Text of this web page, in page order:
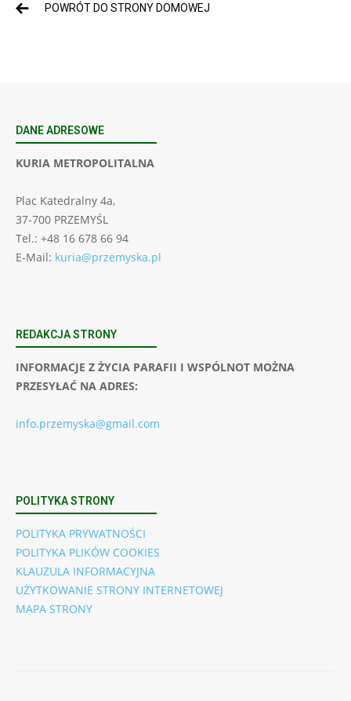
POWRÓT DO STRONY DOMOWEJ
DANE ADRESOWE
KURIA METROPOLITALNA
Plac Katedralny 4a,
37-700 PRZEMYŚL
Tel.: +48 16 678 66 94
E-Mail: kuria@przemyska.pl
REDAKCJA STRONY
INFORMACJE Z ŻYCIA PARAFII I WSPÓLNOT MOŻNA
PRZESYŁAĆ NA ADRES:
info.przemyska@gmail.com
POLITYKA STRONY
POLITYKA PRYWATNOŚCI
POLITYKA PLIKÓW COOKIES
KLAUZULA INFORMACYJNA
UŻYTKOWANIE STRONY INTERNETOWEJ
MAPA STRONY